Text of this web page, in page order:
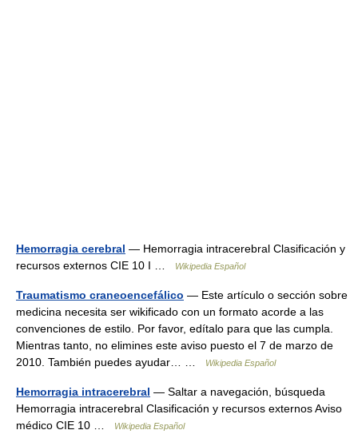
Hemorragia cerebral — Hemorragia intracerebral Clasificación y
recursos externos CIE 10 I …
Wikipedia Español
Traumatismo craneoencefálico — Este artículo o sección sobre
medicina necesita ser wikificado con un formato acorde a las
convenciones de estilo. Por favor, edítalo para que las cumpla.
Mientras tanto, no elimines este aviso puesto el 7 de marzo de
2010. También puedes ayudar… …
Wikipedia Español
Hemorragia intracerebral — Saltar a navegación, búsqueda
Hemorragia intracerebral Clasificación y recursos externos Aviso
médico CIE 10 …
Wikipedia Español